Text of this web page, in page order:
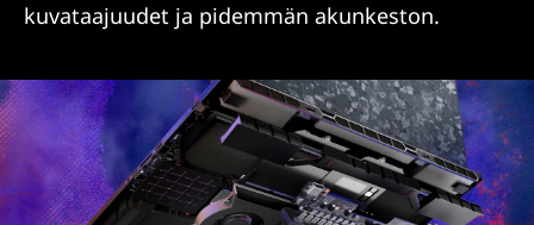
kuvataajuudet ja pidemmän akunkeston.